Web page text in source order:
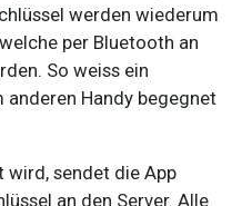
werden wiederum
per Bluetooth an
So weiss ein
anderen Handy begegnet
wird, sendet die App
an den Server. Alle